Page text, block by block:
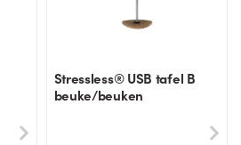
Stressless® USB tafel B
beuke/beuken